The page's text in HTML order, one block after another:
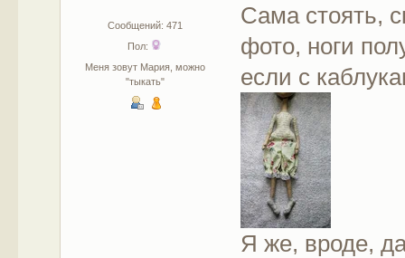
Сообщений: 471
Пол:
Меня зовут Мария, можно
"тыкать"
Сама стоять,
фото, ноги
если с
Я же, вроде,